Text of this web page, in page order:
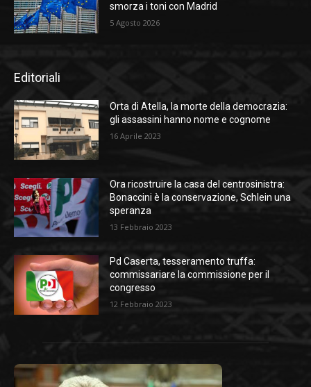
smorza i toni con Madrid
5 Agosto 2026
Editoriali
Orta di Atella, la morte della democrazia:
gli assassini hanno nome e cognome
16 Aprile 2023
Ora ricostruire la casa del centrosinistra:
Bonaccini è la conservazione, Schlein una
speranza
13 Febbraio 2023
Pd Caserta, tesseramento truffa:
commissariare la commissione per il
congresso
12 Febbraio 2023